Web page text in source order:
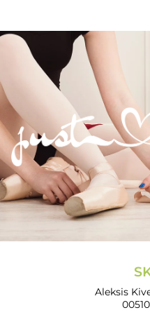
Aleksis